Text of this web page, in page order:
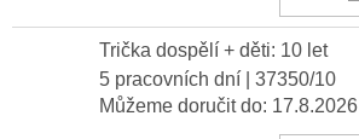
Trička dospělí + děti: 10 let
5 pracovních dní
| 37350/10
Můžeme doručit do: 17.8.2026